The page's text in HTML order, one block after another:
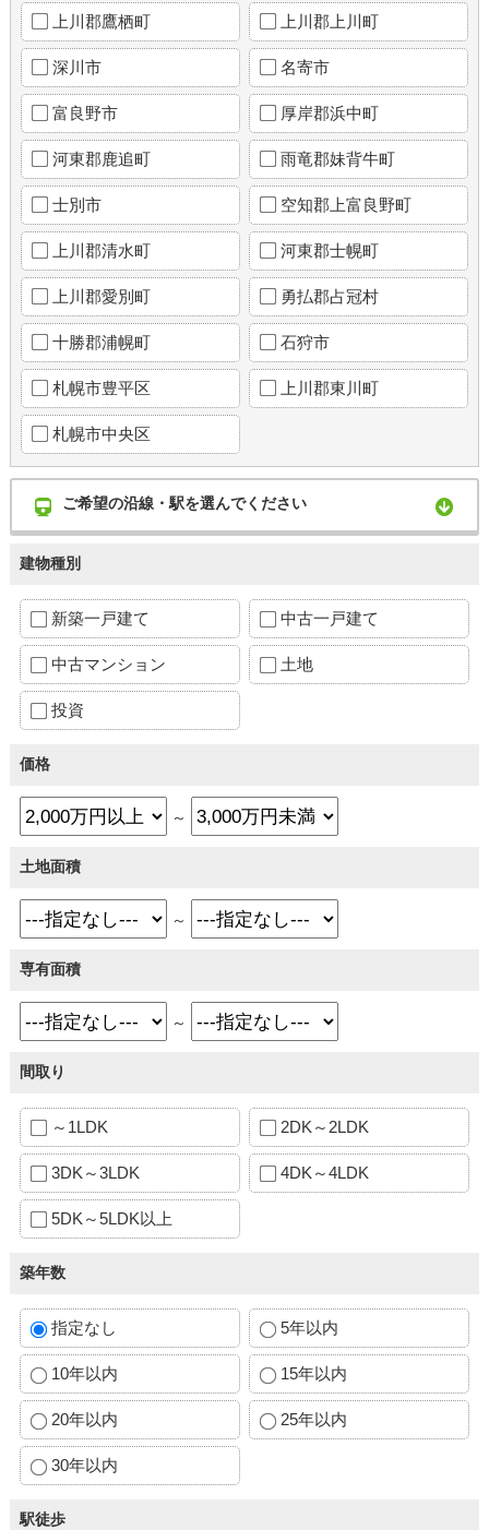
上川郡鷹栖町 上川郡上川町
深川市 名寄市
富良野市 厚岸郡浜中町
河東郡鹿追町 雨竜郡妹背牛町
士別市 空知郡上富良野町
上川郡清水町 河東郡士幌町
上川郡愛別町 勇払郡占冠村
十勝郡浦幌町 石狩市
札幌市豊平区 上川郡東川町
札幌市中央区
ご希望の沿線・駅を選んでください
建物種別
新築一戸建て 中古一戸建て
中古マンション 土地
投資
価格
～
土地面積
～
専有面積
～
間取り
～1LDK 2DK～2LDK
3DK～3LDK 4DK～4LDK
5DK～5LDK以上
築年数
指定なし 5年以内
10年以内 15年以内
20年以内 25年以内
30年以内
駅徒歩